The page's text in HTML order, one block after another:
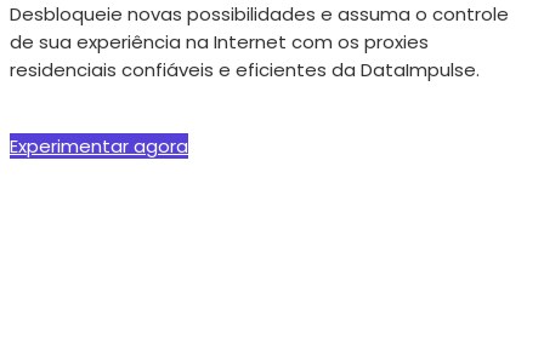
Desbloqueie novas possibilidades e assuma o controle
de sua experiência na Internet com os proxies
residenciais confiáveis e eficientes da DataImpulse.
Experimentar agora